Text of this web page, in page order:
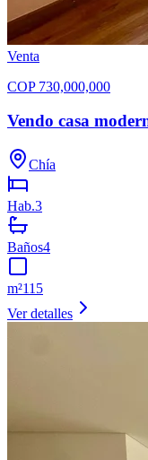
Venta
COP 730,000,000
Vendo casa
Chía
Hab.3
Baños4
m²115
Ver detalles